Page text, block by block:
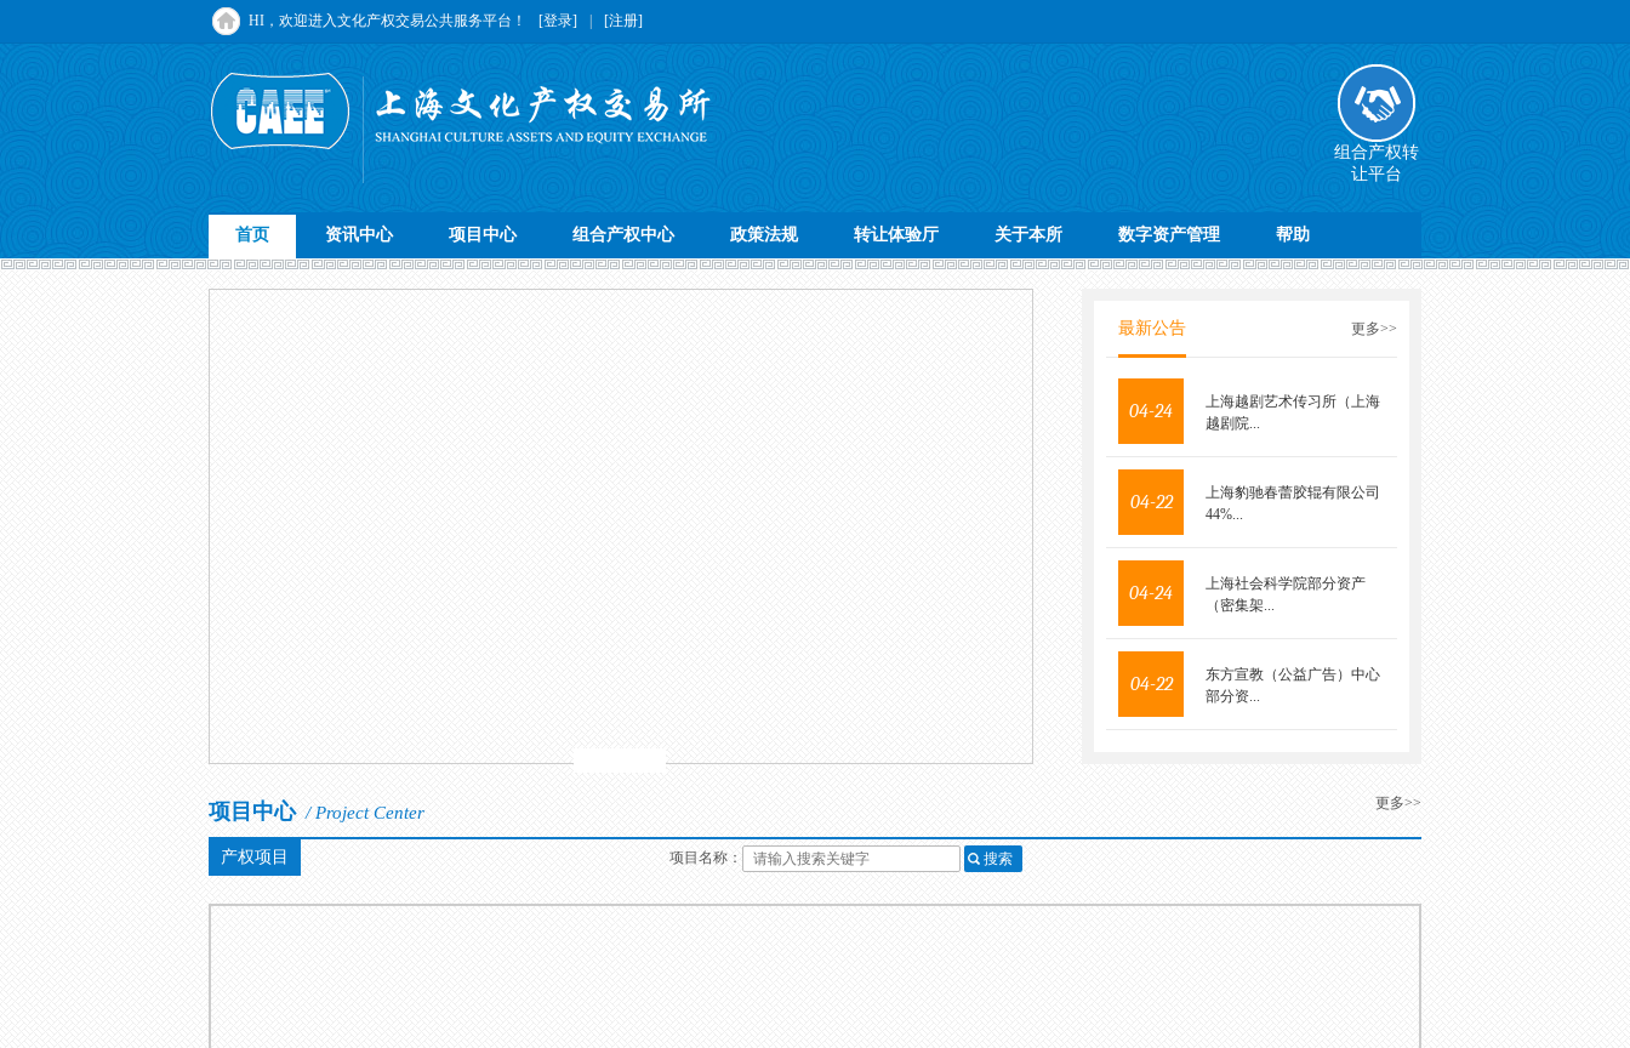
HI，欢迎进入文化产权交易公共服务平台！ [登录] [注册]
组合产权转
让平台
首页 资讯中心 项目中心 组合产权中心 政策法规 转让体验厅 关于本所 数字资产管理 帮助
更多>>
最新公告
04-24
上海越剧艺术传习所（上海
越剧院...
04-22
上海豹驰春蕾胶辊有限公司
44%...
04-24
上海社会科学院部分资产
（密集架...
04-22
东方宣教（公益广告）中心
部分资...
更多>>
项目中心 / Project Center
产权项目 项目名称：